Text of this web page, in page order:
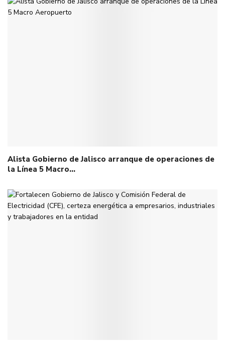
Alista Gobierno de Jalisco arranque de operaciones de
la Línea 5 Macro…